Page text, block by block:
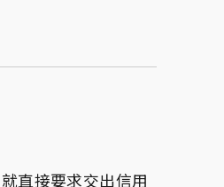
直接要求交出信用